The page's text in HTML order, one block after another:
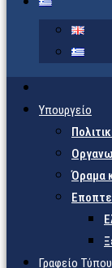
Υπουργείο
Όραμα
Γραφείο Τύπου